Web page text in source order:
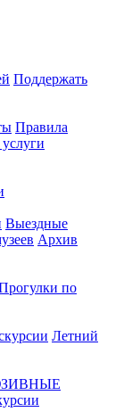
Поддержать
Правила
Выездные
Архив
по
Летний